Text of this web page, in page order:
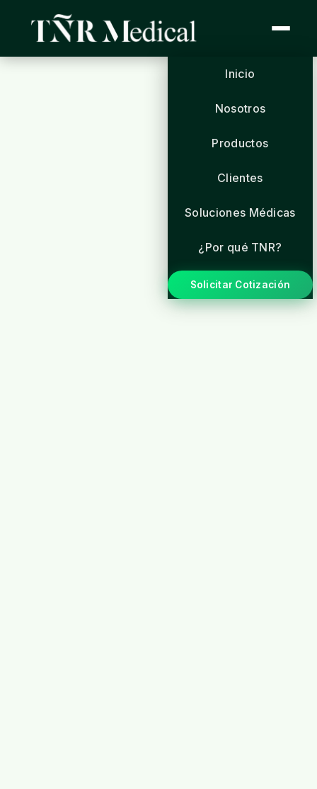
Inicio
Nosotros
Productos
Clientes
Soluciones Médicas
¿Por qué TNR?
Solicitar Cotización